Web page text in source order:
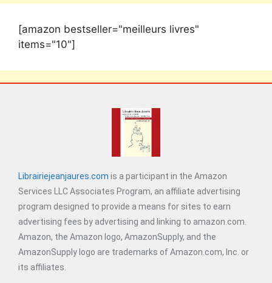
[amazon bestseller="meilleurs livres"
items="10"]
Librairiejeanjaures.com is a participant in the Amazon
Services LLC Associates Program, an affiliate advertising
program designed to provide a means for sites to earn
advertising fees by advertising and linking to amazon.com.
Amazon, the Amazon logo, AmazonSupply, and the
AmazonSupply logo are trademarks of Amazon.com, Inc. or
its affiliates.